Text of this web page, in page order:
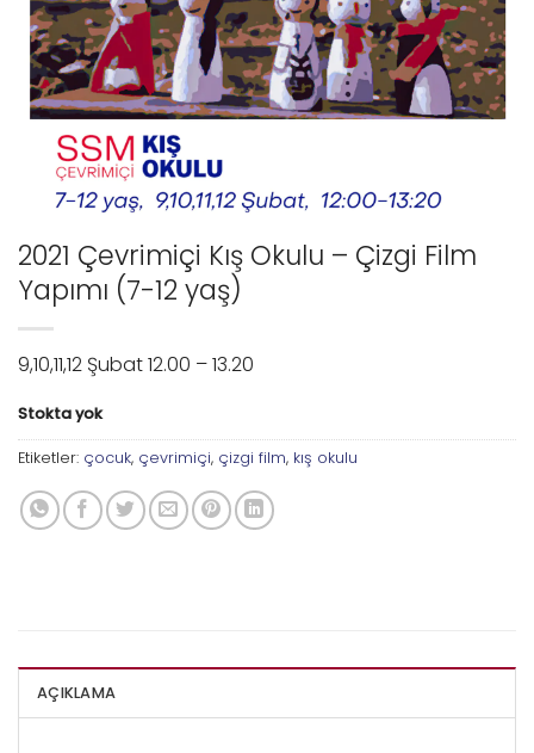
2021 Çevrimiçi Kış Okulu – Çizgi Film
Yapımı (7-12 yaş)
9,10,11,12 Şubat 12.00 – 13.20
Stokta yok
Etiketler: çocuk, çevrimiçi, çizgi film, kış okulu
AÇIKLAMA